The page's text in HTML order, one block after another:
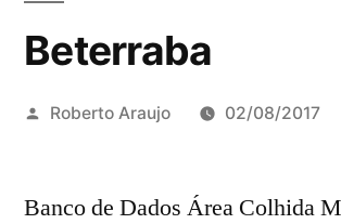
Beterraba
Publicado
Roberto Araujo 02/08/2017
Banco de Dados Área Colhida